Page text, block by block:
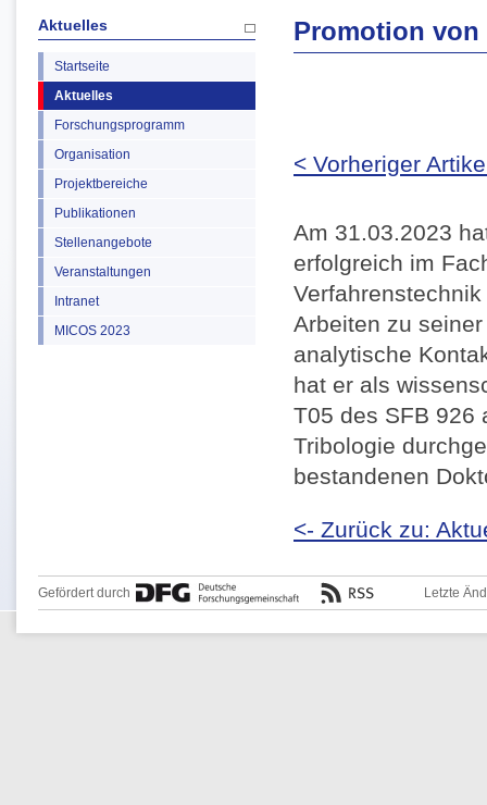
Aktuelles
Startseite
Aktuelles
Forschungsprogramm
Organisation
Projektbereiche
Publikationen
Stellenangebote
Veranstaltungen
Intranet
MICOS 2023
Promotion von
< Vorheriger
Am 31.03.2023
erfolgreich im
Arbeiten zu
analytische
hat er als
T05 des SFB 926
Tribologie
bestandenen
<- Zurück zu:
Gefördert durch Letzte